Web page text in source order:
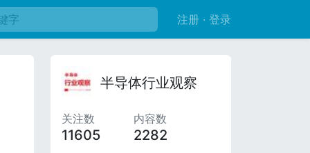
注册 · 登录
半导体行业观察
关注数
11605
内容数
2282